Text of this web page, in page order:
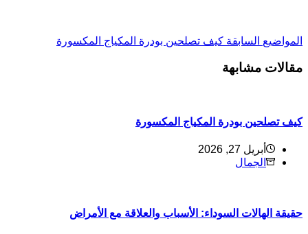
مواضيعالسابقةكيف تصلحين بودرة المكياج المكسورة
مشابهة
تصلحين بودرة المكياج المكسورة
أبريل 27, 2026
الجمال
الهالات السوداء: الأسباب والعلاقة مع الأمراض